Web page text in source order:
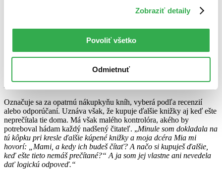
Zobraziť detaily
Povoliť všetko
Odmietnuť
Knižnica ako priestor pre všetko umenie
Copywriterka a vášnivá fotografka Marika Beňadik Majorová vo
svojej knižnici nemá len knihy. Nájdete tam aj fotoaparát, obrazy,
vázy, rastliny či sviečky. Tie vizuálne dotvárajú miestnosť, ale
zároveň aj vystihujú umeleckú všestrannosť majiteľky. Priznala
Mám pri jednom kresle taký stĺpček kníh
sú,“
Označuje sa za opatrnú nákupkyňu kníh, vyberá podľa recenzií
alebo odporúčaní. Uznáva však, že kupuje ďalšie knižky aj keď ešte
neprečítala tie doma. Má však malého kontrolóra, akého by
potreboval hádam každý nadšený čitateľ. „Minule som dokladala na
tú kôpku pri kresle ďalšie kúpené knižky a moja dcéra Mia mi
hovorí: „Mami, a kedy ich budeš čítať? A načo si kupuješ ďalšie,
keď ešte tieto nemáš prečítané?“ A ja som jej vlastne ani nevedela
dať logickú odpoveď.“